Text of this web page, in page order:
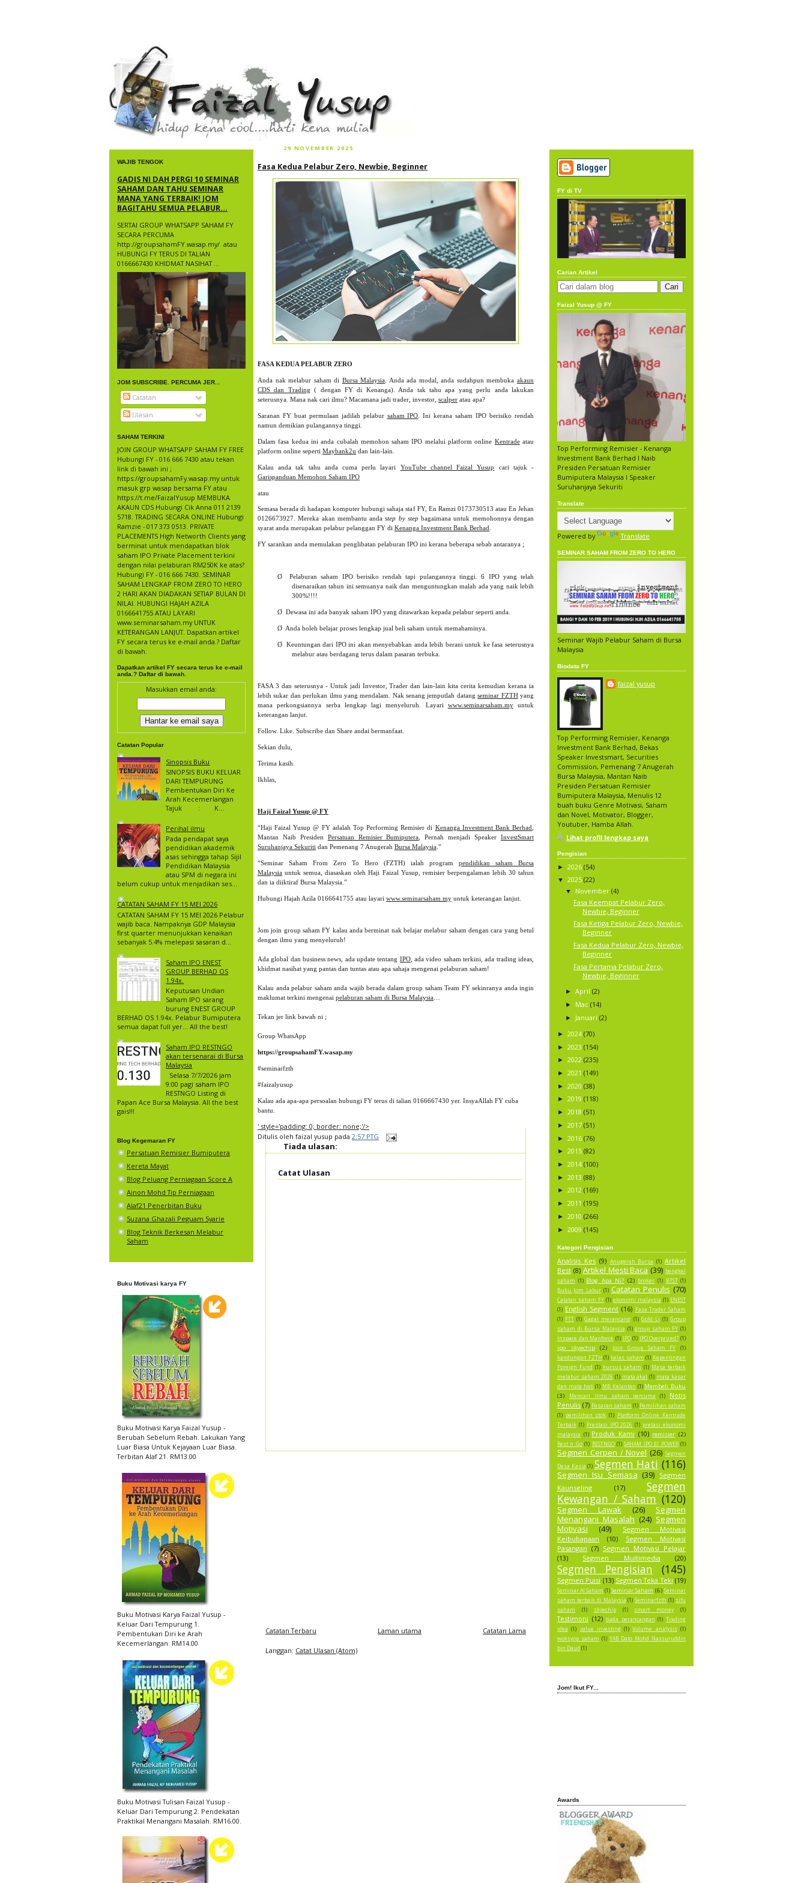
faizal yusup
WAJIB TENGOK
GADIS NI DAH PERGI 10 SEMINAR
SAHAM DAN TAHU SEMINAR
MANA YANG TERBAIK! JOM
BAGITAHU SEMUA PELABUR...
SERTAI GROUP WHATSAPP SAHAM FY
SECARA PERCUMA
http://groupsahamFY.wasap.my/ ​ atau
HUBUNGI FY TERUS DI TALIAN
0166667430 KHIDMAT NASIHAT ...
JOM SUBSCRIBE. PERCUMA JER...
Catatan
Ulasan
SAHAM TERKINI
JOIN GROUP WHATSAPP SAHAM FY FREE
Hubungi FY - 016 666 7430 atau tekan
link di bawah ini ;
https://groupsahamFy.wasap.my untuk
masuk grp wasap bersama FY atau
https://t.me/FaizalYusup MEMBUKA
AKAUN CDS Hubungi Cik Anna 011 2139
5718. TRADING SECARA ONLINE Hubungi
Ramzie - 017 373 0513. PRIVATE
PLACEMENTS High Networth Clients yang
berminat untuk mendapatkan blok
saham IPO Private Placement terkini
dengan nilai pelaburan RM250K ke atas?
Hubungi FY - 016 666 7430. SEMINAR
SAHAM LENGKAP FROM ZERO TO HERO
2 HARI AKAN DIADAKAN SETIAP BULAN DI
NILAI. HUBUNGI HAJAH AZILA
0166641755 ATAU LAYARI
www.seminarsaham.my UNTUK
KETERANGAN LANJUT. Dapatkan artikel
FY secara terus ke e-mail anda.? Daftar
di bawah.
Dapatkan artikel FY secara terus ke e-mail
anda.? Daftar di bawah.
Masukkan email anda:
Catatan Popular
Sinopsis Buku
SINOPSIS BUKU KELUAR
DARI TEMPURUNG
Pembentukan Diri Ke
Arah Kecemerlangan
Tajuk : K...
Perihal ilmu
Pada pendapat saya
pendidikan akademik
asas sehingga tahap Sijil
Pendidikan Malaysia
atau SPM di negara ini
belum cukup untuk menjadikan ses...
CATATAN SAHAM FY 15 MEI 2026
CATATAN SAHAM FY 15 MEI 2026 Pelabur
wajib baca. Nampaknya GDP Malaysia
first quarter menunjukkan kenaikan
sebanyak 5.4% melepasi sasaran d...
Saham IPO ENEST
GROUP BERHAD OS
1.94x.
Keputusan Undian
Saham IPO sarang
burung ENEST GROUP
BERHAD OS 1.94x. Pelabur Bumiputera
semua dapat full yer… All the best!
Saham IPO RESTNGO
akan tersenarai di Bursa
Malaysia
Selasa 7/7/2026 jam
9:00 pagi saham IPO
RESTNGO Listing di
Papan Ace Bursa Malaysia. All the best
gais!!!
Blog Kegemaran FY
Persatuan Remisier Bumiputera
Kereta Mayat
Blog Peluang Perniagaan Score A
Ainon Mohd Tip Perniagaan
Alaf21 Penerbitan Buku
Suzana Ghazali Peguam Syarie
Blog Teknik Berkesan Melabur
Saham
Buku Motivasi karya FY
Buku Motivasi Karya Faizal Yusup -
Berubah Sebelum Rebah. Lakukan Yang
Luar Biasa Untuk Kejayaan Luar Biasa.
Terbitan Alaf 21. RM13.00
Buku Motivasi Karya Faizal Yusup -
Keluar Dari Tempurung 1.
Pembentukan Diri ke Arah
Kecemerlangan. RM14.00
Buku Motivasi Tulisan Faizal Yusup -
Keluar Dari Tempurung 2. Pendekatan
Praktikal Menangani Masalah. RM16.00.
29 NOVEMBER 2025
Fasa Kedua Pelabur Zero, Newbie, Beginner
FASA KEDUA PELABUR ZERO
Anda nak melabur saham di Bursa Malaysia . Anda ada modal, anda sudahpun membukaakaun
CDS dan Trading ( dengan FY di Kenanga). Anda tak tahu apa yang perlu anda lakukan
seterusnya. Mana nak cari ilmu? Macamana jadi trader, investor, scalper atau apa?
Saranan FY buat permulaan jadilah pelabur saham IPO . Ini kerana saham IPO berisiko rendah
namun demikian pulangannya tinggi.
Dalam fasa kedua ini anda cubalah memohon saham IPO melalui platform online Kentradeatau
platform online seperti Maybank2u dan lain-lain.
Kalau anda tak tahu anda cuma perlu layari YouTube channel Faizal Yusup
cari tajuk -
Garispanduan Memohon Saham IPO
atau
Semasa berada di hadapan komputer hubungi sahaja staf FY, En Ramzi 0173730513 atau En Jehan
0126673927. Mereka akan membantu andastep by stepbagaimana untuk memohonnya dengan
syarat anda merupakan pelabur pelanggan FY di Kenanga Investment Bank Berhad.
FY sarankan anda memulakan penglibatan pelaburan IPO ini kerana beberapa sebab antaranya ;
Ø
Pelaburan saham IPO berisiko rendah tapi pulangannya tinggi. 6 IPO yang telah
disenaraikan tahun ini semuanya naik dan menguntungkan malah ada yang naik lebih
300%!!!!
Ø Dewasa ini ada banyak saham IPO yang ditawarkan kepada pelabur seperti anda.
Ø Anda boleh belajar proses lengkap jual beli saham untuk memahaminya.
Ø
Keuntungan dari IPO ini akan menyebabkan anda lebih berani untuk ke fasa seterusnya
melabur atau berdagang terus dalam pasaran terbuka.
FASA 3 dan seterusnya - Untuk jadi Investor, Trader dan lain-lain kita cerita kemudian kerana ia
lebih sukar dan perlukan ilmu yang mendalam. Nak senang jemputlah datangseminar FZTHyang
mana perkongsiannya serba lengkap lagi menyeluruh. Layari www.seminarsaham.myuntuk
keterangan lanjut.
Follow. Like. Subscribe dan Share andai bermanfaat.
Sekian dulu,
Terima kasih.
Ikhlas,
Haji Faizal Yusup @ FY
“Haji Faizal Yusup @ FY adalah Top Performing Remisier di Kenanga Investment Bank Berhad
Mantan Naib Presiden Persatuan Remisier Bumiputera , Pernah menjadi SpeakerInvestSmart
Suruhanjaya Sekuriti dan Pemenang 7 Anugerah Bursa Malaysia .”
“Seminar Saham From Zero To Hero (FZTH) ialah program pendidikan saham Bursa
Malaysia untuk semua, diasaskan oleh Haji Faizal Yusup, remisier berpengalaman lebih 30 tahun
dan ia diiktiraf Bursa Malaysia.”
Hubungi Hajah Azila 0166641755 atau layari www.seminarsaham.my untuk keterangan lanjut.
Jom join group saham FY kalau anda berminat nak belajar melabur saham dengan cara yang betul
dengan ilmu yang menyeluruh!
Ada global dan business news, ada update tentang IPO, ada video saham terkini, ada trading ideas,
khidmat nasihat yang pantas dan tuntas atau apa sahaja mengenai pelaburan saham!
Kalau anda pelabur saham anda wajib berada dalam group saham Team FY sekinranya anda ingin
maklumat terkini mengenai pelaburan saham di Bursa Malaysia…
Tekan jer link bawah ni ;
Group WhatsApp
https://groupsahamFY.wasap.my
#seminarfzth
#faizalyusup
Kalau ada apa-apa persoalan hubungi FY terus di talian 0166667430 yer. InsyaAllah FY cuba
bantu.
' style='padding: 0; border: none;'/>
Ditulis oleh faizal yusup pada 2:57 PTG
Tiada ulasan:
Catat Ulasan
Catatan Terbaru Catatan Lama
Laman utama
Langgan: Catat Ulasan (Atom)
FY di TV
Carian Artikel
Faizal Yusup @ FY
Top Performing Remisier - Kenanga
Investment Bank Berhad l Naib
Presiden Persatuan Remisier
Bumiputera Malaysia l Speaker
Suruhanjaya Sekuriti
Translate
Powered by Translate
SEMINAR SAHAM FROM ZERO TO HERO
Seminar Wajib Pelabur Saham di Bursa
Malaysia
Biodata FY
faizal yusup
Top Performing Remisier, Kenanga
Investment Bank Berhad, Bekas
Speaker Investsmart, Securities
Commission, Pemenang 7 Anugerah
Bursa Malaysia, Mantan Naib
Presiden Persatuan Remisier
Bumiputera Malaysia, Menulis 12
buah buku Genre Motivasi, Saham
dan Novel, Motivator, Blogger,
Youtuber, Hamba Allah.
Lihat profil lengkap saya
Pengisian
► 2026 (54)
▼ 2025 (22)
▼ November (4)
Fasa Keempat Pelabur Zero,
Newbie, Beginner
Fasa Ketiga Pelabur Zero, Newbie,
Beginner
Fasa Kedua Pelabur Zero, Newbie,
Beginner
Fasa Pertama Pelabur Zero,
Newbie, Beginner
► April (2)
► Mac (14)
► Januari (2)
► 2024 (70)
► 2023 (154)
► 2022 (235)
► 2021 (149)
► 2020 (38)
► 2019 (118)
► 2018 (51)
► 2017 (51)
► 2016 (76)
► 2015 (82)
► 2014 (100)
► 2013 (88)
► 2012 (169)
► 2011 (195)
► 2010 (266)
► 2009 (145)
Kategori Pengisian
Analisis Kes (9) Anugerah Bursa (1) Artikel
Best (8) Artikel Mesti Baca (39) bengkel
saham (1) Blog Apa Ni? (2) broker (1) BTST (1)
Buku Jom Labur (1) Catatan Penulis (70)
Catatan saham FY (1) ekonomi malaysia (1) ENEST
(1) English Segment (16) Fasa Trader Saham
(1) FTT (1) Gagal merancang (1) Gold Li (1) Group
saham di Bursa Malaysia (1) group saham FY (1)
Inspace dan Manforce (1) IPO (1) IPO Overpriced? (1)
ipo skyechip (2) Join Group Saham FY
(1)
kandungan FZTH (1) kelas saham (1) Kepentingan
Foreign Fund (1) kursus saham (1) Masa terbaik
melabur saham 2026 (1) mata akal (1) mata kasar
dan mata hati (1) MB Kelantan (1) Membeli Buku
(3)
Mencari ilmu saham percuma (1)
Notis
Penulis (7) Pasaran saham (1) Pemilihan saham
(1) pemilihan stok (1) Platform Online Kentrade
Terbaik (1) Prestasi IPO 2026 (1) pretasi ekonomi
malaysia (1) Produk Kami (10) remisier (2)
Rest n Go (1) RESTNGO (1) SAHAM IPO EI POWER (1)
Segmen Cerpen / Novel (26) Segmen
Desa Kasia (1) Segmen Hati (116)
Segmen Isu Semasa (39) Segmen
Kaunseling
(17)
Segmen
Kewangan / Saham (120)
Segmen Lawak (26)
Segmen
Menangani Masalah (24) Segmen
Motivasi
(49)
Segmen Motivasi
Keibubapaan
(10)
Segmen Motivasi
Pasangan (7) Segmen Motivasi Pelajar
(13)
Segmen Multimedia (20)
Segmen Pengisian (145)
Segmen Puisi (13) Segmen Teka Teki (19)
Seminar AI Saham (1)Seminar Saham (6) Seminar
saham terbaik di Malaysia (1) Seminarfzth (1) sifu
saham
(1) skyechip (1) smart money (1)
Testimoni (12) tiada perancangan (1) Trading
idea (1) value investing (1) Volume analysis (1)
woksyop saham (1) YAB Dato Mohd Nassuruddin
bin Daud (1)
Jom! Ikut FY...
Awards